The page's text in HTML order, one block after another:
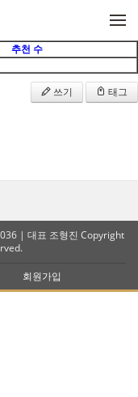
추천 수
쓰기
태그
| 대표 조형진 Copyright
회원가입